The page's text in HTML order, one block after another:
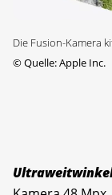
Die Fusion-Kamera
©Quelle: Apple Inc.